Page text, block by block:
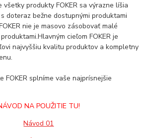
všetky produkty FOKER sa výrazne líšia
doteraz bežne dostupnými produktami
nie je masovo zásobovať malé
cieľom FOKER je
najvyššiu kvalitu produktov a kompletny
FOKER splníme vaše najprísnejšie
NA POUŽITIE TU!
Návod 01